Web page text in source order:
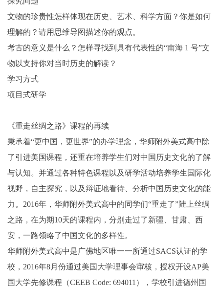
文物的珍贵性怎样体现在历史、艺术、科学方面？你是如何
理解的？请用思维导图描述你的观点。
考古的意义是什么？怎样寻找到具有代表性的“南海 1 号”文
物以支持你对当时历史的解读？
学习方式
项目式研学
《重走丝绸之路》课程的再续
秉承着“更中国，更世界”的办学理念，华师附外美式高中除
了引进美国课程，还重在培养学生们对中国历史文化的了解
与认知。并通过各种特色课程以及研学活动培养学生国际化
视野，自主探究，以及辩证地看待、分析中国历史文化的能
力。2016年，华师附外美式高中的同学们“重走了”陆上丝绸
之路，在为期10天的课程内，分别走过了新疆、甘肃、西
安，一路领略了中国文化的多样性。
华师附外美式高中是广佛地区唯一一所通过SACS认证的学
校，2016年8月份通过美国大学理事会审核，授权开设AP美
国大学先修课程（CEEB Code: 694011），学校引进德州国